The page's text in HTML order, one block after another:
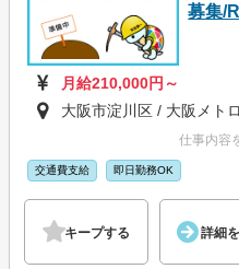
募集/
月給210,000円～
大阪市淀川区 / 大阪メト
仕事内容
交通費支給 即日勤務OK
キープする 詳細